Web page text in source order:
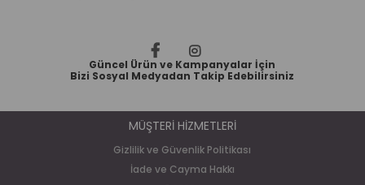
Güncel Ürün ve Kampanyalar İçin
Bizi Sosyal Medyadan Takip Edebilirsiniz
MÜŞTERİ HİZMETLERİ
Gizlilik ve Güvenlik Politikası
İade ve Cayma Hakkı